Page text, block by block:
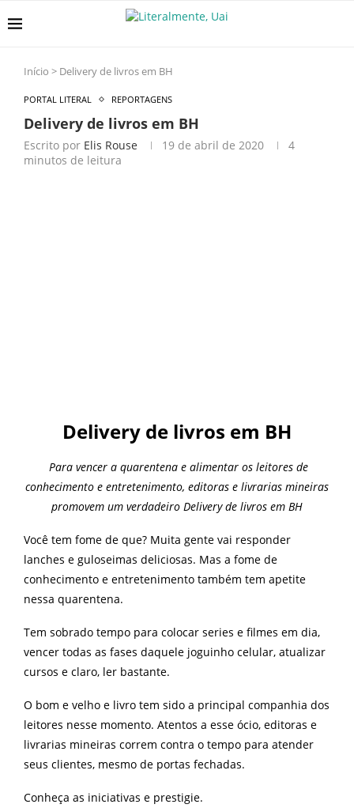
Início > Delivery de livros em BH
PORTAL LITERAL REPORTAGENS
Delivery de livros em BH
Escrito por Elis Rouse 19 de abril de 2020
4
minutos de leitura
Delivery de livros em BH
Para vencer a quarentena e alimentar os leitores de
conhecimento e entretenimento, editoras e livrarias mineiras
promovem um verdadeiro Delivery de livros em BH
Você tem fome de que? Muita gente vai responder
lanches e guloseimas deliciosas. Mas a fome de
conhecimento e entretenimento também tem apetite
nessa quarentena.
Tem sobrado tempo para colocar series e filmes em dia,
vencer todas as fases daquele joguinho celular, atualizar
cursos e claro, ler bastante.
O bom e velho e livro tem sido a principal companhia dos
leitores nesse momento. Atentos a esse ócio, editoras e
livrarias mineiras correm contra o tempo para atender
seus clientes, mesmo de portas fechadas.
Conheça as iniciativas e prestigie.